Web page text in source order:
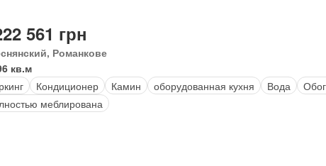
561 грн
Романкове
кв.м
Кондиционер Камин оборудованная кухня Вода
меблирована